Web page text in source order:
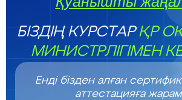
БІЗДІҢ КУРСТАРҚР
МИНИСТРЛІГІМЕН
Енді бізден алған
аттестацияға